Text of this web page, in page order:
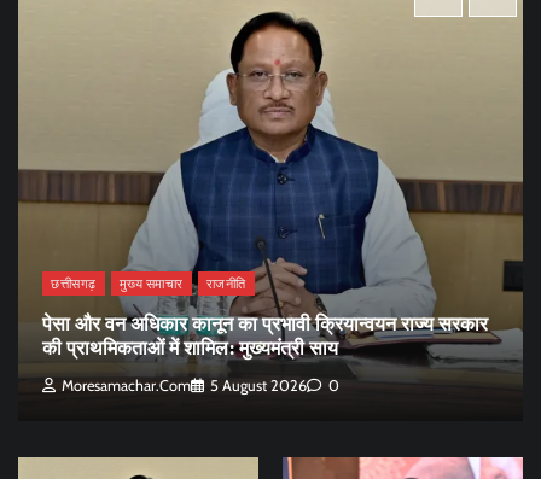
छत्तीसगढ़ मुख्य समाचार राजनीति
पेसा और वन अधिकार कानून का प्रभावी क्रियान्वयन राज्य सरकार
की प्राथमिकताओं में शामिल: मुख्यमंत्री साय
Moresamachar.com 5 August 2026 0